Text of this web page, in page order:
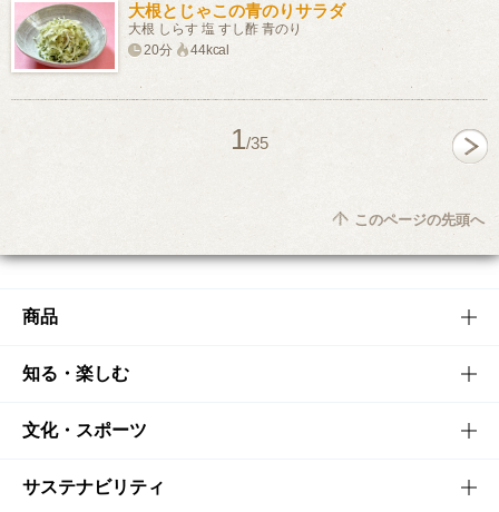
大根とじゃこの青のりサラダ
大根 しらす 塩 すし酢 青のり
20分
44kcal
1/35
このページの先頭へ
商品
商品TOP
商品一覧
商品発売情報
知る・楽しむ
知る・楽しむTOP
キャンペーン
文化・スポーツ
文化・スポーツTOP
サステナビリティ